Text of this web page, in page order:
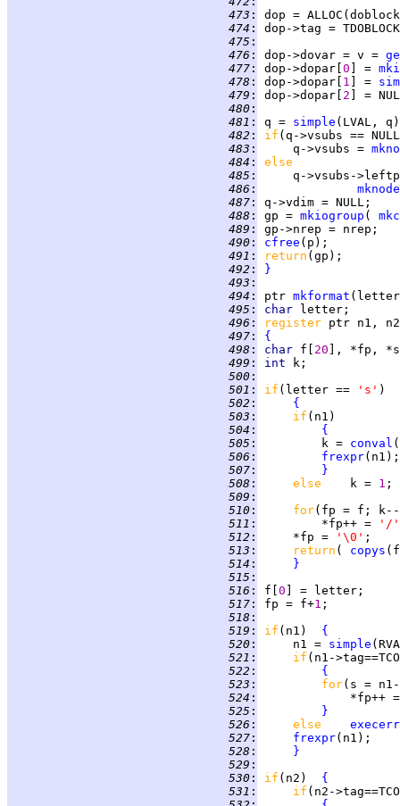
473 :
474 :
475 :
476 : dop->dovar = v =
477 : dop->dopar[ 0 ] =
478 : dop->dopar[ 1 ] =
479 : dop->dopar[ 2
480 :
481 : q = simple
482 :
if
483 :
     q->vsubs =
484 :
else
485 :
q->vsubs-
486 :
mknode
487 :
488 : gp = mkiogroup (
489 :
490 : cfree
491 : return
492 :
}
493 :
494 : ptr mkformat
495 : char
496 :
register
497 :
{
498 : char f[ 20
499 : int
500 :
501 : if (letter == 's'
502 :
{
503 : if
504 :
{
505 :
         k =
conval
506 :
frexpr
507 :
}
508 : else k = 1
509 :
510 : for(fp = f; k--
511 :
         *fp++ =
'/'
512 :
     *fp =
'\0'
513 : return ( copys
514 :
}
515 :
516 : f[ 0
517 : fp = f+1
518 :
519 : if (n1) {
520 :
     n1 =
simple
521 :
if
522 :
{
523 :
for
524 :
525 :
}
526 : else execerr
527 : frexpr
528 :
}
529 :
530 : if (n2) {
531 :
if